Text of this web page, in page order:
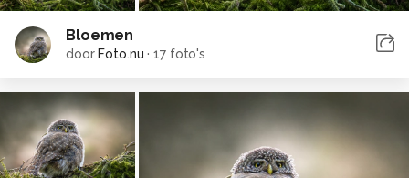
Bloemen
door Foto.nu ·17 foto's